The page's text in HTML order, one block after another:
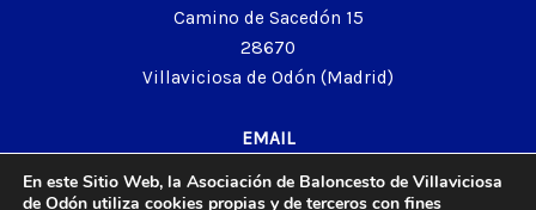
Camino de Sacedón 15
28670
Villaviciosa de Odón (Madrid)
EMAIL
TELÉFONO
En este Sitio Web, la Asociación de Baloncesto de Villaviciosa
de Odón utiliza cookies propias y de terceros con fines